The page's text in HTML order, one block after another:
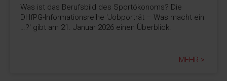
Was ist das Berufsbild des Sportökonoms? Die
DHfPG-Informationsreihe 'Jobporträt – Was macht ein
…?' gibt am 21. Januar 2026 einen Überblick.
MEHR >